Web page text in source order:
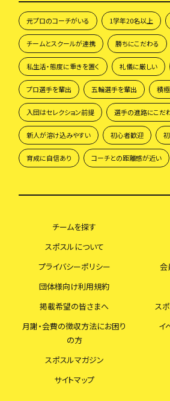
元プロのコーチがいる 1学年20名以上
チームとスクールが連携 勝ちにこだわる
私生活・態度に重きを置く 礼儀に厳しい
プロ選手を輩出 五輪選手を輩出 積
入団はセレクション前提 選手の進路にこだ
新人が溶け込みやすい 初心者歓迎
育成に自信あり コーチとの距離感が近い
チームを探す
スポスルについて
プライバシーポリシー
会
団体様向け利用規約
掲載希望の皆さまへ
ス
月謝・会費の徴収方法にお困り
の方
イ
スポスルマガジン
サイトマップ